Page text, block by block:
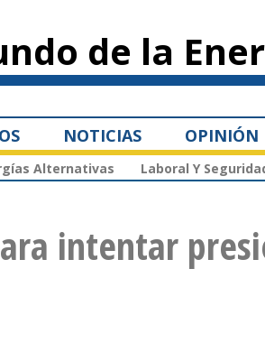
principal
de la
NOTICIAS OPINIÓN
Alternativas Laboral Y
intentar